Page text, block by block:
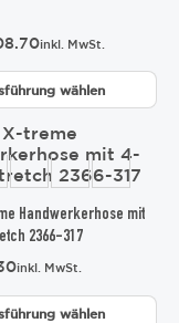
inkl. MwSt.
wählen
Handwerkerhose mit
2366-317
inkl. MwSt.
wählen